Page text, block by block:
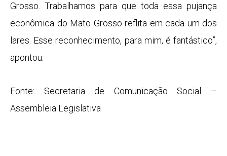
Grosso. Trabalhamos para que toda essa pujança
econômica do Mato Grosso reflita em cada um dos
lares. Esse reconhecimento, para mim, é fantástico”,
apontou.
Fonte: Secretaria de Comunicação Social –
Assembleia Legislativa